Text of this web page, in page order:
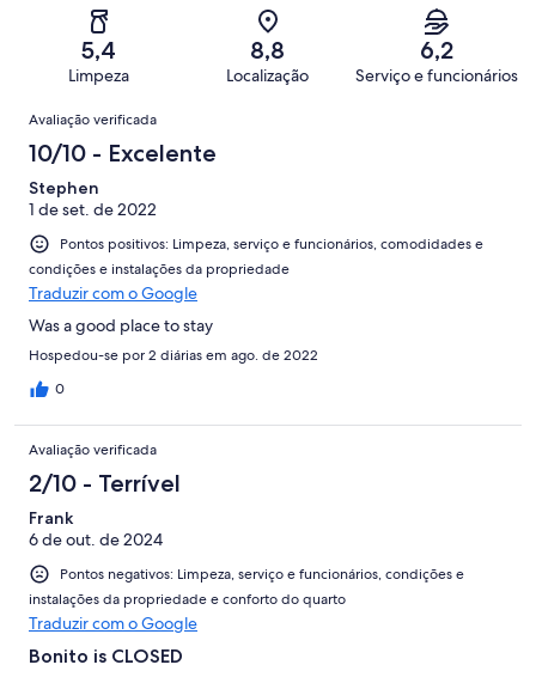
avaliações
avaliações
86
5,4
Limpeza
8,8
Localização
6,2
Serviço e funcionários
Avaliações
Avaliação verificada
10/10 - Excelente
Stephen
1 de set. de 2022
Pontos positivos: Limpeza, serviço e funcionários, comodidades e
condições e instalações da propriedade
Traduzir com o Google
Was a good place to stay
Hospedou-se por 2 diárias em ago. de 2022
0
Avaliação verificada
2/10 - Terrível
Frank
6 de out. de 2024
Pontos negativos: Limpeza, serviço e funcionários, condições e
instalações da propriedade e conforto do quarto
Traduzir com o Google
Bonito is CLOSED